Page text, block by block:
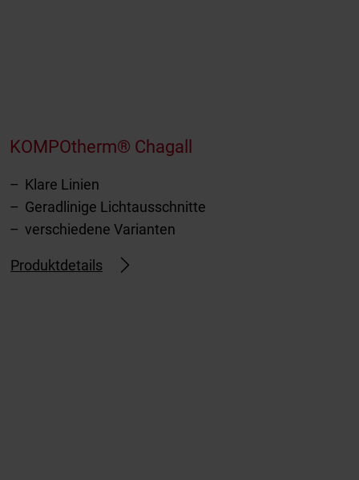
KOMPOtherm® Chagall
Klare Linien
Geradlinige Lichtausschnitte
verschiedene Varianten
Produktdetails